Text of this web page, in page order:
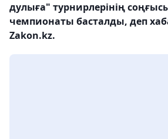
дулыға" турнирлерінің
чемпионаты басталды, деп
Zakon.kz.